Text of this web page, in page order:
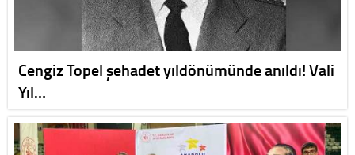
Cengiz Topel şehadet yıldönümünde anıldı! Vali
Yıl…